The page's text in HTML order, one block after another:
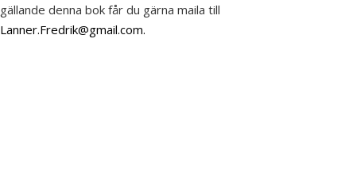
gällande denna bok får du gärna maila till
Lanner.Fredrik@gmail.com.